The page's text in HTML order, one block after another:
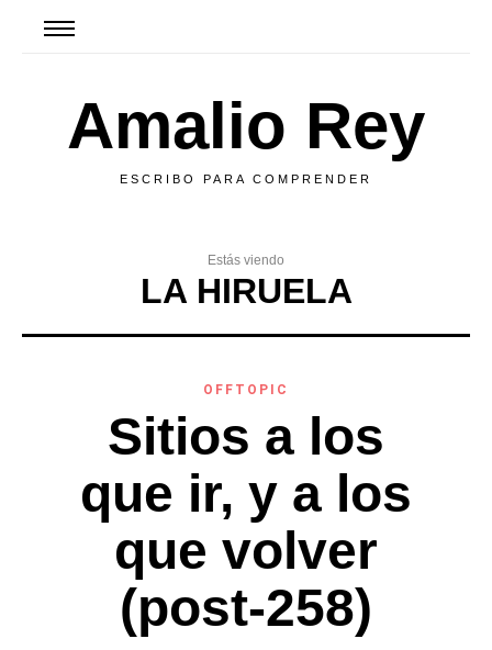
Amalio Rey
ESCRIBO PARA COMPRENDER
Estás viendo
LA HIRUELA
OFFTOPIC
Sitios a los
que ir, y a los
que volver
(post-258)